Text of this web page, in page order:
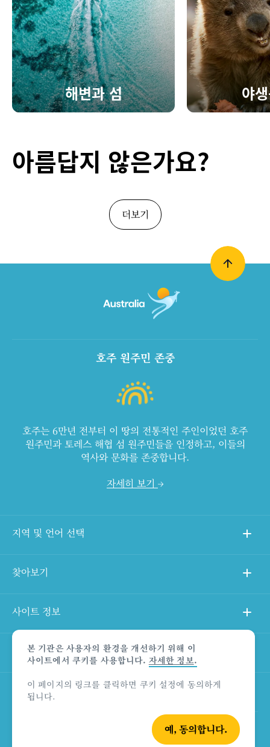
해변과 섬 야
아름답지 않은가요?
더보기
본 기관은 사용자의 환경을 개선하기 위해 이
사이트에서 쿠키를 사용합니다. 자세한 정보.
이 페이지의 링크를 클릭하면 쿠키 설정에 동의하게
됩니다.
예, 동의합니다.
호주 원주민 존중
호주는 6만년 전부터 이 땅의 전통적인 주인이었던 호주
원주민과 토레스 해협 섬 원주민들을 인정하고, 이들의
역사와 문화를 존중합니다.
자세히 보기
지역 및 언어 선택
찾아보기
사이트 정보
다른 사이트
상품 책임의 한계 법적 고지
© Tourism Australia 2026